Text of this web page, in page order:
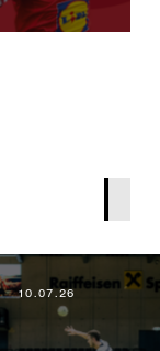
01234
5
10.07.26